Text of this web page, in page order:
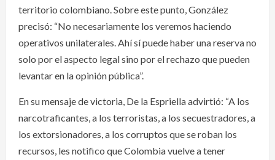
territorio colombiano. Sobre este punto, González
precisó: “No necesariamente los veremos haciendo
operativos unilaterales. Ahí sí puede haber una reserva no
solo por el aspecto legal sino por el rechazo que pueden
levantar en la opinión pública”.
En su mensaje de victoria, De la Espriella advirtió: “A los
narcotraficantes, a los terroristas, a los secuestradores, a
los extorsionadores, a los corruptos que se roban los
recursos, les notifico que Colombia vuelve a tener